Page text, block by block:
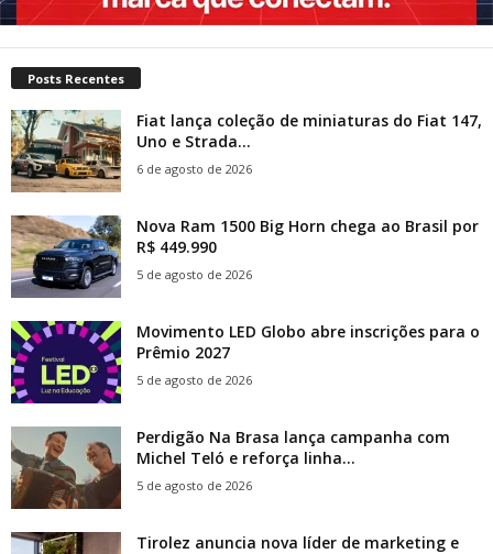
Posts Recentes
Fiat lança coleção de miniaturas do Fiat 147,
Uno e Strada...
6 de agosto de 2026
Nova Ram 1500 Big Horn chega ao Brasil por
R$ 449.990
5 de agosto de 2026
Movimento LED Globo abre inscrições para o
Prêmio 2027
5 de agosto de 2026
Perdigão Na Brasa lança campanha com
Michel Teló e reforça linha...
5 de agosto de 2026
Tirolez anuncia nova líder de marketing e